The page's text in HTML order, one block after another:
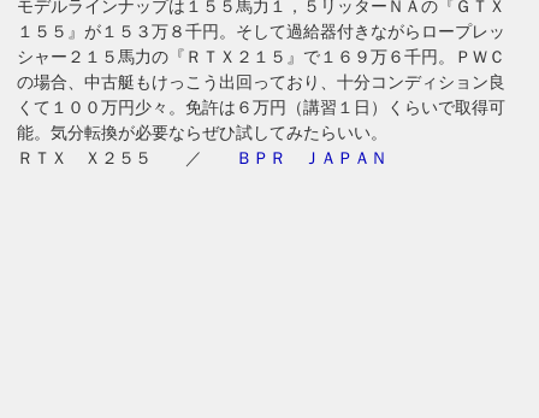
モデルラインナップは１５５馬力１，５リッターＮＡの『ＧＴＸ
１５５』が１５３万８千円。そして過給器付きながらロープレッ
シャー２１５馬力の『ＲＴＸ２１５』で１６９万６千円。ＰＷＣ
の場合、中古艇もけっこう出回っており、十分コンディション良
くて１００万円少々。免許は６万円（講習１日）くらいで取得可
能。気分転換が必要ならぜひ試してみたらいい。
ＲＴＸ Ｘ２５５ ／
ＢＰＲ ＪＡＰＡＮ